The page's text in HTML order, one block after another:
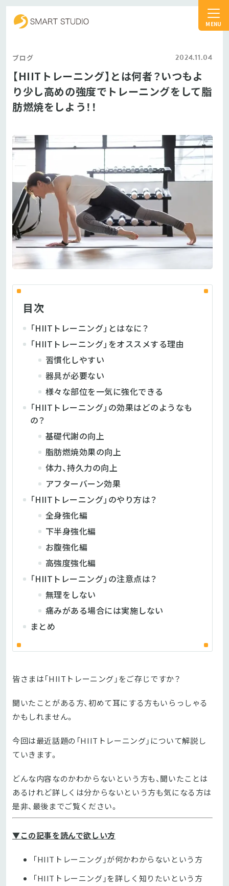
ブログ 2024.11.04
【HIITトレーニング】とは何者？いつもよ
り少し高めの強度でトレーニングをして脂
肪燃焼をしよう！！
目次
「HIITトレーニング」とはなに？
「HIITトレーニング」をオススメする理由
習慣化しやすい
器具が必要ない
様々な部位を一気に強化できる
「HIITトレーニング」の効果はどのようなも
の？
基礎代謝の向上
脂肪燃焼効果の向上
体力、持久力の向上
アフターバーン効果
「HIITトレーニング」のやり方は？
全身強化編
下半身強化編
お腹強化編
高強度強化編
「HIITトレーニング」の注意点は？
無理をしない
痛みがある場合には実施しない
まとめ
皆さまは「HIITトレーニング」をご存じですか？
聞いたことがある方、初めて耳にする方もいらっしゃる
かもしれません。
今回は最近話題の「HIITトレーニング」について解説し
ていきます。
どんな内容なのかわからないという方も、聞いたことは
あるけれど詳しくは分からないという方も気になる方は
是非、最後までご覧ください。
▼この記事を読んで欲しい方
「HIITトレーニング」が何かわからないという方
「HIITトレーニング」を詳しく知りたいという方